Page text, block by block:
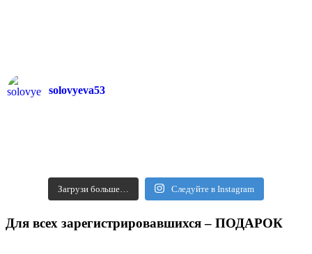
solovyeva53
Загрузи больше… Следуйте в Instagram
Для всех зарегистрировавшихся – ПОДАРОК